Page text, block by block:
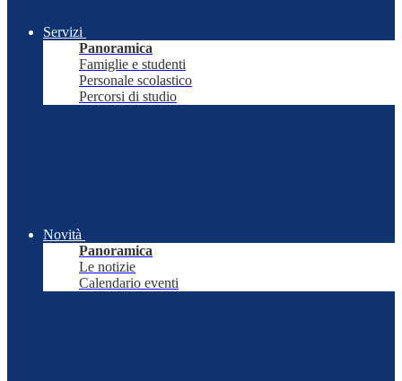
Servizi
Panoramica
Famiglie e studenti
Personale scolastico
Percorsi di studio
Novità
Panoramica
Le notizie
Calendario eventi